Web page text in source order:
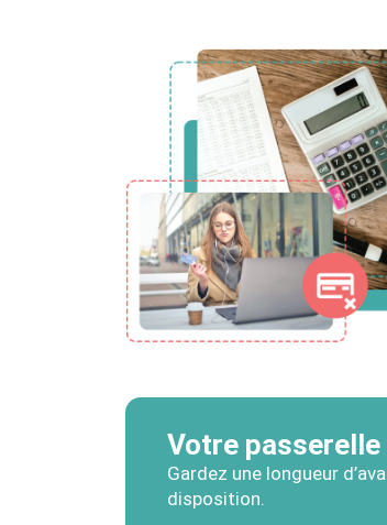
Votre
Gardez une longueur
disposition.